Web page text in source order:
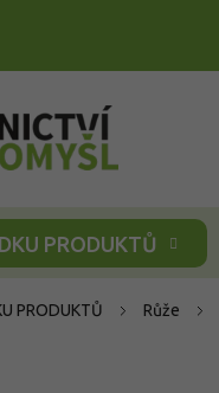
PRODUKTŮ
PRODUKTŮ Růže